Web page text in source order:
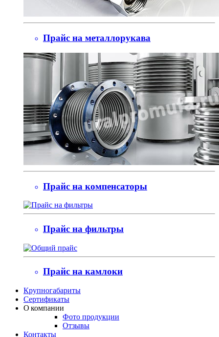
Прайс на металлорукава
Прайс на компенсаторы
Прайс на фильтры
Прайс на камлоки
Крупногабариты
Сертификаты
О компании
Фото продукции
Отзывы
Контакты